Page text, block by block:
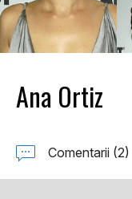
Ana Ortiz
Comentarii (2)